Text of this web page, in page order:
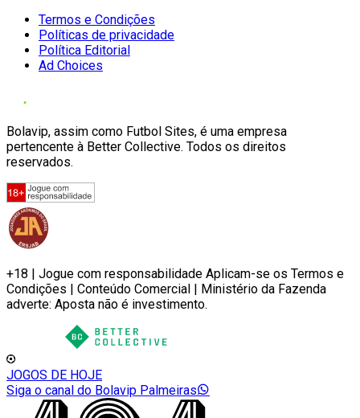
Termos e Condições
Políticas de privacidade
Política Editorial
Ad Choices
Bolavip, assim como Futbol Sites, é uma empresa
pertencente à Better Collective. Todos os direitos
reservados.
+18 | Jogue com responsabilidade Aplicam-se os Termos e
Condições | Conteúdo Comercial | Ministério da Fazenda
adverte: Aposta não é investimento.
JOGOS DE HOJE
Siga o canal do Bolavip Palmeiras